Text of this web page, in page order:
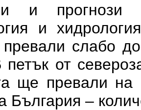
и прогнози
и
слабо
от
ще превали на
България –